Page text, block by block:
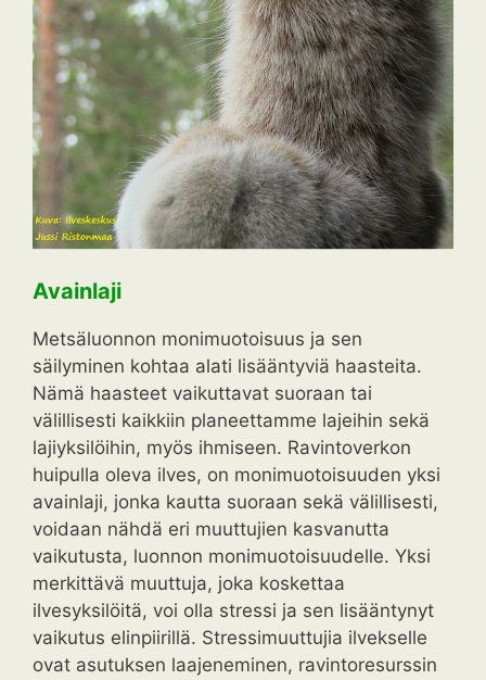
Avainlaji
Metsäluonnon monimuotoisuus ja sen
säilyminen kohtaa alati lisääntyviä haasteita.
Nämä haasteet vaikuttavat suoraan tai
välillisesti kaikkiin planeettamme lajeihin sekä
lajiyksilöihin, myös ihmiseen. Ravintoverkon
huipulla oleva ilves, on monimuotoisuuden yksi
avainlaji, jonka kautta suoraan sekä välillisesti,
voidaan nähdä eri muuttujien kasvanutta
vaikutusta, luonnon monimuotoisuudelle. Yksi
merkittävä muuttuja, joka koskettaa
ilvesyksilöitä, voi olla stressi ja sen lisääntynyt
vaikutus elinpiirillä. Stressimuuttujia ilvekselle
ovat asutuksen laajeneminen, ravintoresurssin